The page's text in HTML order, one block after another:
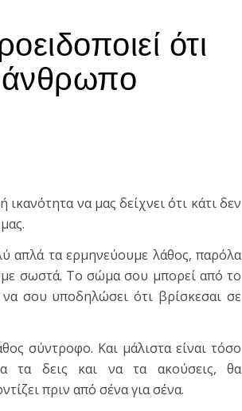
ότι
άνθρωπο
να μας δείχνει ότι κάτι δεν
απλά τα ερμηνεύουμε λάθος, παρόλα
σωστά. Το σώμα σου μπορεί από το
να σου υποδηλώσει ότι βρίσκεσαι σε
σύντροφο. Και μάλιστα είναι τόσο
τα δεις και να τα ακούσεις, θα
πριν από σένα για σένα.